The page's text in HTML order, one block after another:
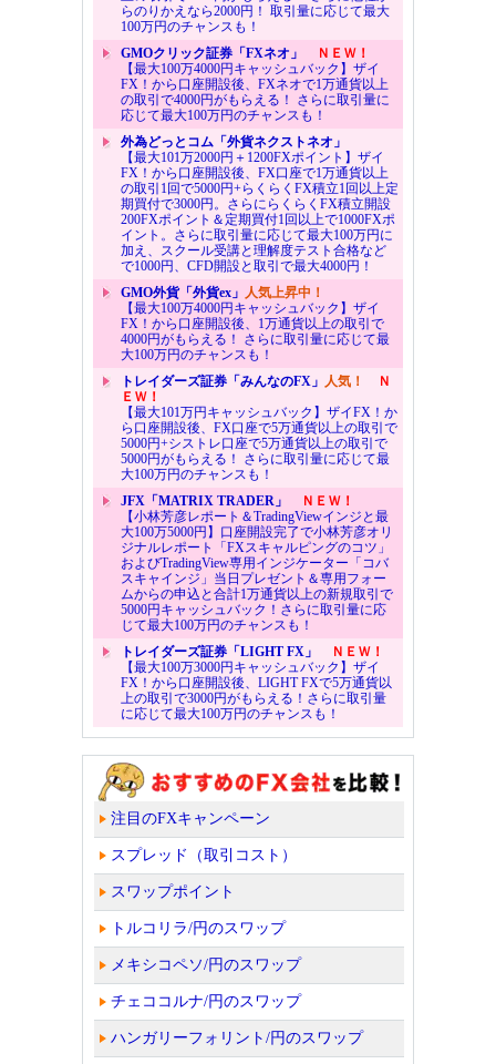
らのりかえなら2000円！ 取引量に応じて最大
100万円のチャンスも！
GMOクリック証券「FXネオ」
ＮＥＷ！
【最大100万4000円キャッシュバック】ザイ
FX！から口座開設後、FXネオで1万通貨以上
の取引で4000円がもらえる！ さらに取引量に
応じて最大100万円のチャンスも！
外為どっとコム「外貨ネクストネオ」
【最大101万2000円＋1200FXポイント】ザイ
FX！から口座開設後、FX口座で1万通貨以上
の取引1回で5000円+らくらくFX積立1回以上定
期買付で3000円。さらにらくらくFX積立開設
200FXポイント＆定期買付1回以上で1000FXポ
イント。さらに取引量に応じて最大100万円に
加え、スクール受講と理解度テスト合格など
で1000円、CFD開設と取引で最大4000円！
GMO外貨「外貨ex」 人気上昇中！
【最大100万4000円キャッシュバック】ザイ
FX！から口座開設後、1万通貨以上の取引で
4000円がもらえる！ さらに取引量に応じて最
大100万円のチャンスも！
トレイダーズ証券「みんなのFX」 人気！
Ｎ
ＥＷ！
【最大101万円キャッシュバック】ザイFX！か
ら口座開設後、FX口座で5万通貨以上の取引で
5000円+シストレ口座で5万通貨以上の取引で
5000円がもらえる！ さらに取引量に応じて最
大100万円のチャンスも！
JFX「MATRIX TRADER」
ＮＥＷ！
【小林芳彦レポート＆TradingViewインジと最
大100万5000円】口座開設完了で小林芳彦オリ
ジナルレポート「FXスキャルピングのコツ」
およびTradingView専用インジケーター「コバ
スキャインジ」当日プレゼント＆専用フォー
ムからの申込と合計1万通貨以上の新規取引で
5000円キャッシュバック！さらに取引量に応
じて最大100万円のチャンスも！
トレイダーズ証券「LIGHT FX」
ＮＥＷ！
【最大100万3000円キャッシュバック】ザイ
FX！から口座開設後、LIGHT FXで5万通貨以
上の取引で3000円がもらえる！さらに取引量
に応じて最大100万円のチャンスも！
注目のFXキャンペーン
スプレッド（取引コスト）
スワップポイント
トルコリラ/円のスワップ
メキシコペソ/円のスワップ
チェココルナ/円のスワップ
ハンガリーフォリント/円のスワップ